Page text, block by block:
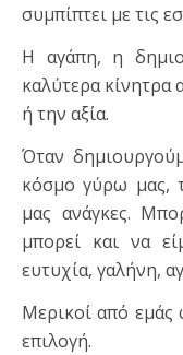
συμπίπτει με τις
Η αγάπη, η
καλύτερα κίνητρα
ή την αξία.
Όταν
κόσμο γύρω μας,
μας ανάγκες.
μπορεί και να
ευτυχία, γαλήνη,
Μερικοί από
επιλογή.